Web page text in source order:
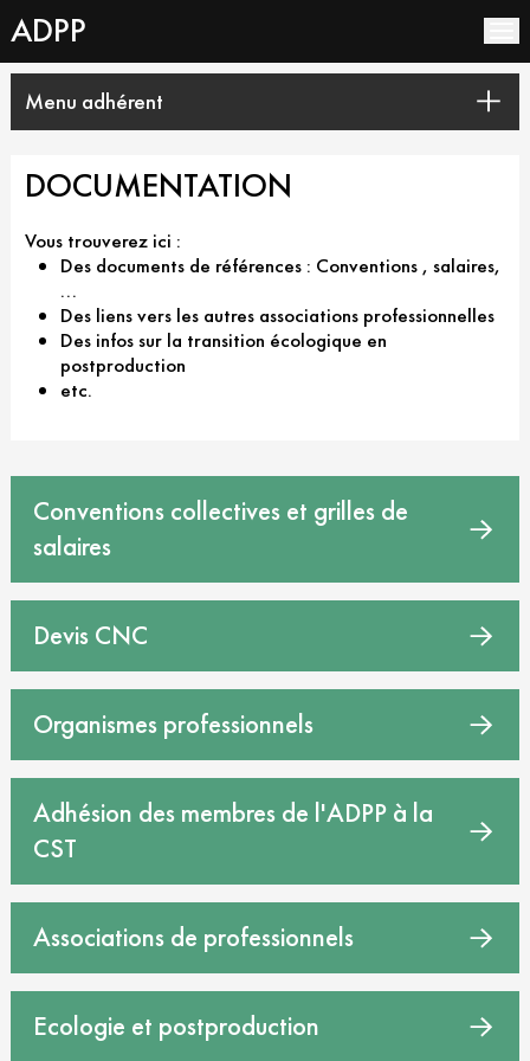
ADPP
L’association
Les Membres
Documentation
Actualités
Contact
Menu adhérent
Devis CNC
Organismes professionnels
Associations de professionnels
Ecologie et postproduction
DOCUMENTATION
Vous trouverez ici :
Des documents de références : Conventions , salaires,
...
Des liens vers les autres associations professionnelles
Des infos sur la transition écologique en
postproduction
etc.
Conventions collectives et grilles de
salaires
Devis CNC
Organismes professionnels
Adhésion des membres de l'ADPP à la
CST
Associations de professionnels
Ecologie et postproduction